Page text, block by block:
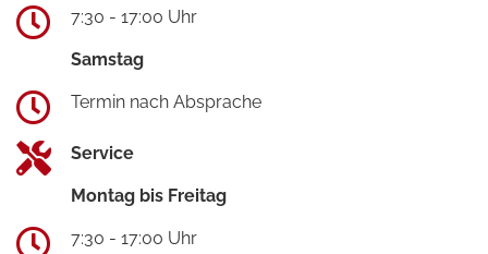
7:30 - 17:00 Uhr
Samstag
Termin nach Absprache
Service
Montag bis Freitag
7:30 - 17:00 Uhr